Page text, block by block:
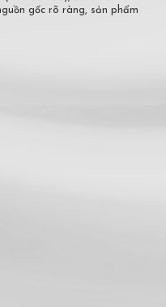
gốc rõ ràng, sản phẩm